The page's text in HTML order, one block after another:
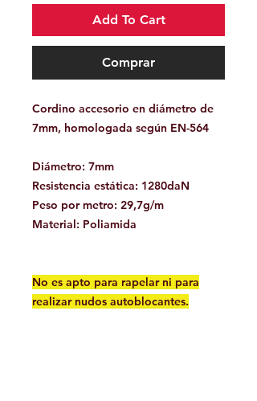
Add To Cart
Comprar
Cordino accesorio en diámetro de
7mm, homologada según EN-564
Diámetro: 7mm
Resistencia estática: 1280daN
Peso por metro: 29,7g/m
Material: Poliamida
No es apto para rapelar ni para
realizar nudos autoblocantes.